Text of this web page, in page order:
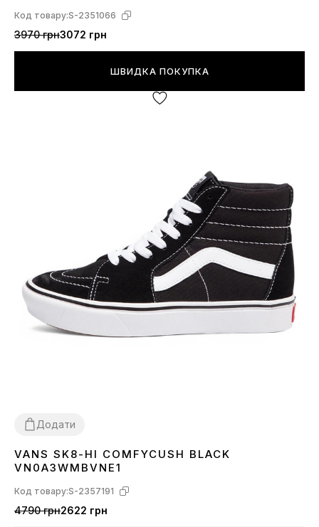
Код товару:S-2351066
3970 грн3072 грн
ШВИДКА ПОКУПКА
Додати
3637 38 3940 41
VANS SK8-HI COMFYCUSH BLACK
VN0A3WMBVNE1
Код товару:S-2357191
4790 грн2622 грн